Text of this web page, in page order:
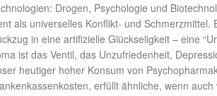
Drogen, Psychologie und
als universelles Konflikt- und
in eine artifizielle Glückseligkeit – eine
ist das Ventil, das Unzufriedenheit,
heutiger hoher Konsum von
erfüllt ähnliche, wenn